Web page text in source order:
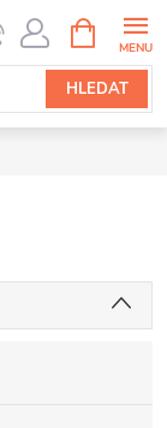
HLEDAT
NÁKUPNÍ
KOŠÍK